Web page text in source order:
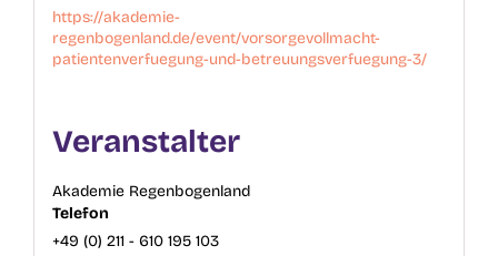
https://akademie-
regenbogenland.de/event/vorsorgevollmacht-
patientenverfuegung-und-betreuungsverfuegung-3/
Veranstalter
Akademie Regenbogenland
Telefon
+49 (0) 211 - 610 195 103